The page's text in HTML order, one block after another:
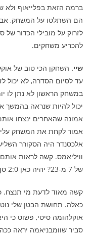
ברמה הזאת בפלייאוף ולא
הם השתלטו על המשחק, אבל
לזרוק על מובילי הכדור של
להכריע משחקים.
שיי. השחקן הכי טוב של
במשחק הראשון לא נתן לו
יכול להיות שנראה
אמונה שהאחרים ינצחו
אמור לקחת את המשחק
אלכסנדר היה הסקורר
של 7 מ-23? יהיה כאן 2:0 סן אנטוניו.
קשה מאוד לדעת מי תנצח.
כאלה. תחושת הבטן שלי
אוקלהומה סיטי, פשוט כי
סביר שוומבניאמה יראה